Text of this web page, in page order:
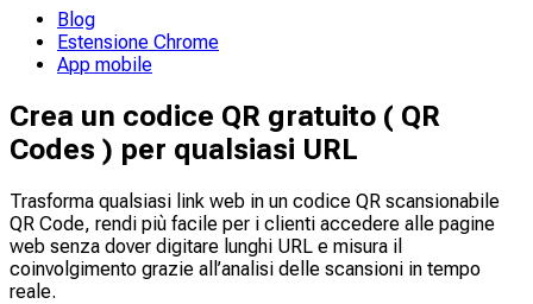
Blog
Estensione Chrome
App mobile
Crea un codice QR gratuito ( QR
Codes ) per qualsiasi URL
Trasforma qualsiasi link web in un codice QR scansionabile
QR Code, rendi più facile per i clienti accedere alle pagine
web senza dover digitare lunghi URL e misura il
coinvolgimento grazie all’analisi delle scansioni in tempo
reale.